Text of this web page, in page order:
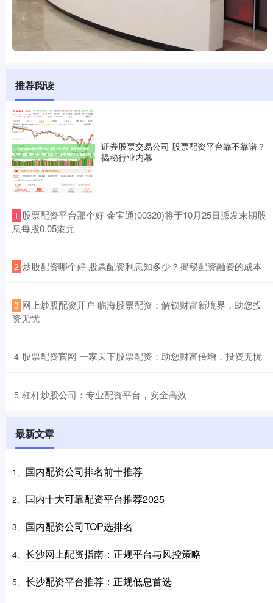
推荐阅读
证券股票交易公司 股票配资平台靠不靠谱？
揭秘行业内幕
1 ​股票配资平台那个好 金宝通(00320)将于10月25日派发末期股
息每股0.05港元
2 ​炒股配资哪个好 股票配资利息知多少？揭秘配资融资的成本
3 ​网上炒股配资开户 临海股票配资：解锁财富新境界，助您投
资无忧
4 ​股票配资官网 一家天下股票配资：助您财富倍增，投资无忧
5 ​杠杆炒股公司：专业配资平台，安全高效
最新文章
1、 国内配资公司排名前十推荐
2、 国内十大可靠配资平台推荐2025
3、 国内配资公司TOP选排名
4、 长沙网上配资指南：正规平台与风控策略
5、 长沙配资平台推荐：正规低息首选